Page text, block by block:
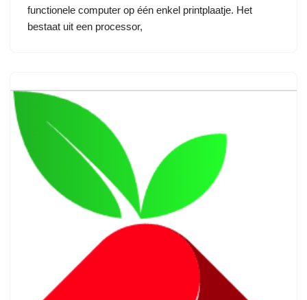
functionele computer op één enkel printplaatje. Het
bestaat uit een processor,